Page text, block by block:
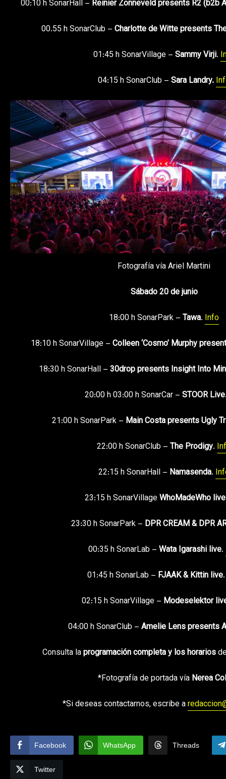
00:10 h SonarHall – Reinier Zonneveld presents R2 (b2b
00.55 h SonarClub – Charlotte de Witte presents
01:45 h SonarVillage – Sammy Virji.
04:15 h SonarClub – Sara Landry.
Fotografía vía Ariel Martini
Sábado 20 de junio
18:00 h SonarPark – Tawa. Info
18:10 h SonarVillage – Colleen ‘Cosmo’ Murphy
18:30 h SonarHall – 30drop presents Insight Into
20:00 h 03:00 h SonarCar – STOOR Live
21:00 h SonarPark – Main Costa presents Ugly
22:00 h SonarClub – The Prodigy.
22:15 h SonarHall – Namasenda.
23:15 h SonarVillageWhoMadeWho
23:30 h SonarPark – DPR CREAM & DPR
00:35 h SonarLab – Wata Igarashi live.
01:45 h SonarLab – FJAAK & Kittin live
02:15 h SonarVillage – Modeselektor
04:00 h SonarClub – Amelie Lens presents
Consulta laprogramación completa y los horarios
*Fotografía de portada vía Nerea
*Si deseas contactarnos, escribe a
Facebook WhatsApp Threads
Twitter